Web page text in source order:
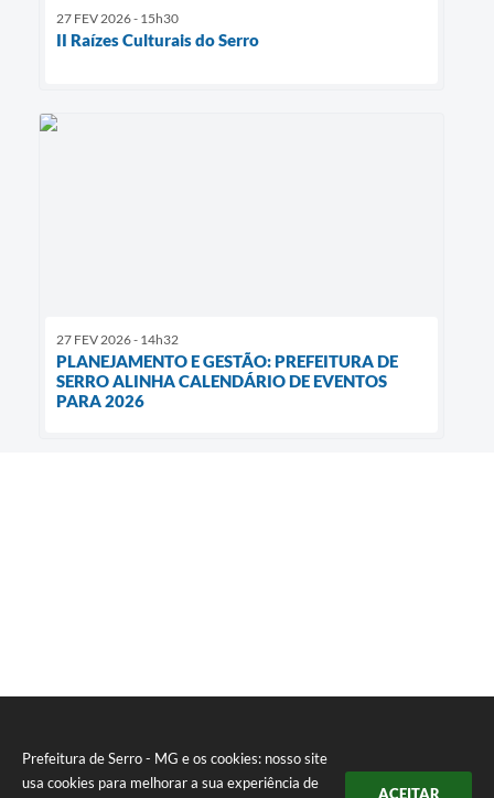
Prefeitura de Serro - MG e os cookies: nosso site
usa cookies para melhorar a sua experiência de
ACEITAR
27 FEV 2026 - 15h30
II Raízes Culturais do Serro
27 FEV 2026 - 14h32
PLANEJAMENTO E GESTÃO: PREFEITURA DE
SERRO ALINHA CALENDÁRIO DE EVENTOS
PARA 2026